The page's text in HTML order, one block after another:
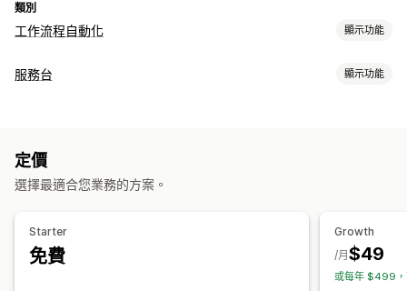
類別
工作流程自動化 顯示功能
工作自動化
API 自訂觸發條件
服務台 顯示功能
定價
選擇最適合您業務的方案。
Starter
免費
Growth
$49
/月
或每年 $499，